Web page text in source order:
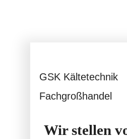
GSK Kältetechnik
Fachgroßhandel
Wir stellen